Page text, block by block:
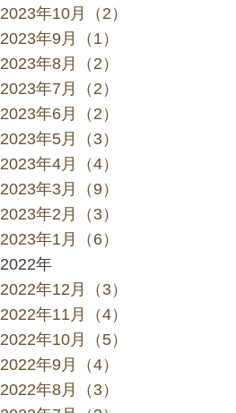
2023年10月（2）
2023年9月（1）
2023年8月（2）
2023年7月（2）
2023年6月（2）
2023年5月（3）
2023年4月（4）
2023年3月（9）
2023年2月（3）
2023年1月（6）
2022年
2022年12月（3）
2022年11月（4）
2022年10月（5）
2022年9月（4）
2022年8月（3）